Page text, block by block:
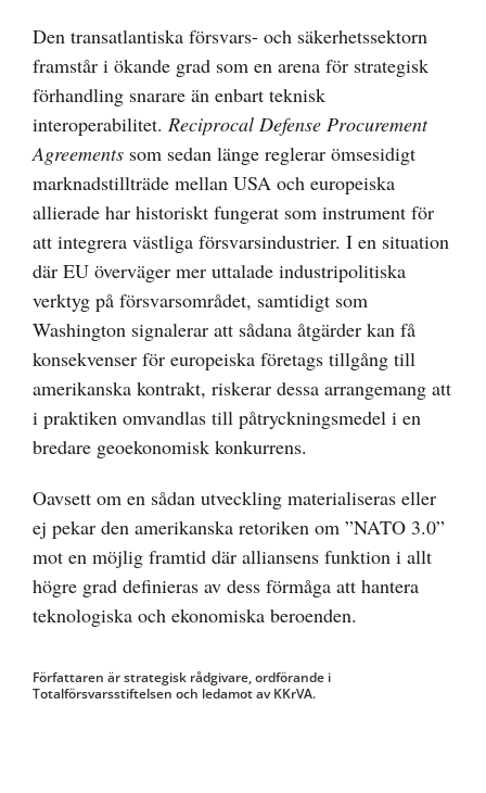
Den transatlantiska försvars- och säkerhetssektorn
framstår i ökande grad som en arena för strategisk
förhandling snarare än enbart teknisk
interoperabilitet. Reciprocal Defense Procurement
Agreements som sedan länge reglerar ömsesidigt
marknadstillträde mellan USA och europeiska
allierade har historiskt fungerat som instrument för
att integrera västliga försvarsindustrier. I en situation
där EU överväger mer uttalade industripolitiska
verktyg på försvarsområdet, samtidigt som
Washington signalerar att sådana åtgärder kan få
konsekvenser för europeiska företags tillgång till
amerikanska kontrakt, riskerar dessa arrangemang att
i praktiken omvandlas till påtryckningsmedel i en
bredare geoekonomisk konkurrens.
Oavsett om en sådan utveckling materialiseras eller
ej pekar den amerikanska retoriken om ”NATO 3.0”
mot en möjlig framtid där alliansens funktion i allt
högre grad definieras av dess förmåga att hantera
teknologiska och ekonomiska beroenden.
Författaren är strategisk rådgivare, ordförande i
Totalförsvarsstiftelsen och ledamot av KKrVA.